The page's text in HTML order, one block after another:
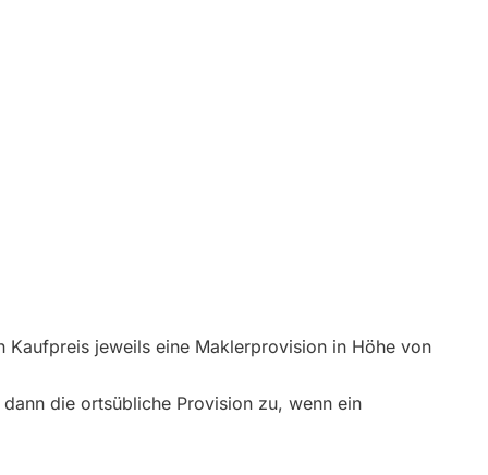
jeweils eine Maklerprovision in Höhe von
die ortsübliche Provision zu, wenn ein